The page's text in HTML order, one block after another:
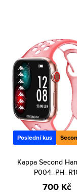
Poslední kus
Kappa Second
700 Kč